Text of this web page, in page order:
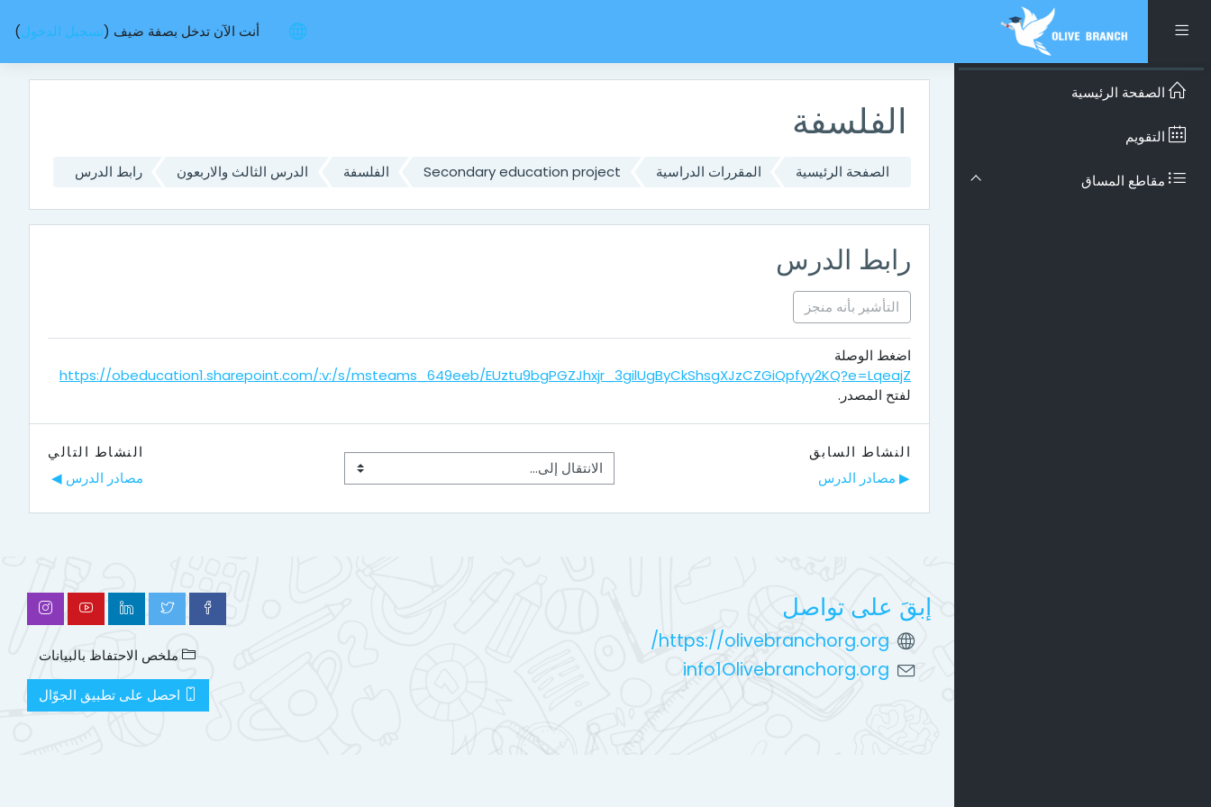
واجهة جانبية أنت الآن تدخل بصفة ضيف (تسجيل الدخول)
الفلسفة
الصفحة الرئيسية المقررات الدراسية Secondary education project الفلسفة الدرس الثالث والاربعون رابط الدرس
رابط الدرس
التأشير بأنه منجز
اضغط الوصلة
https://obeducation1.sharepoint.com/:v:/s/msteams_649eeb/EUztu9bgPGZJhxjr_3gilUgByCkShsgXJzCZGiQpfyy2KQ?e=LqeajZ
لفتح المصدر.
النشاط السابق
▶︎ مصادر الدرس
الانتقال إلى...
النشاط التالي
مصادر الدرس ◀︎
الصفحة الرئيسية
التقويم
مقاطع المساق
إبقَ على تواصل
https://olivebranchorg.org/
info1Olivebranchorg.org
ملخص الاحتفاظ بالبيانات
احصل على تطبيق الجوّال